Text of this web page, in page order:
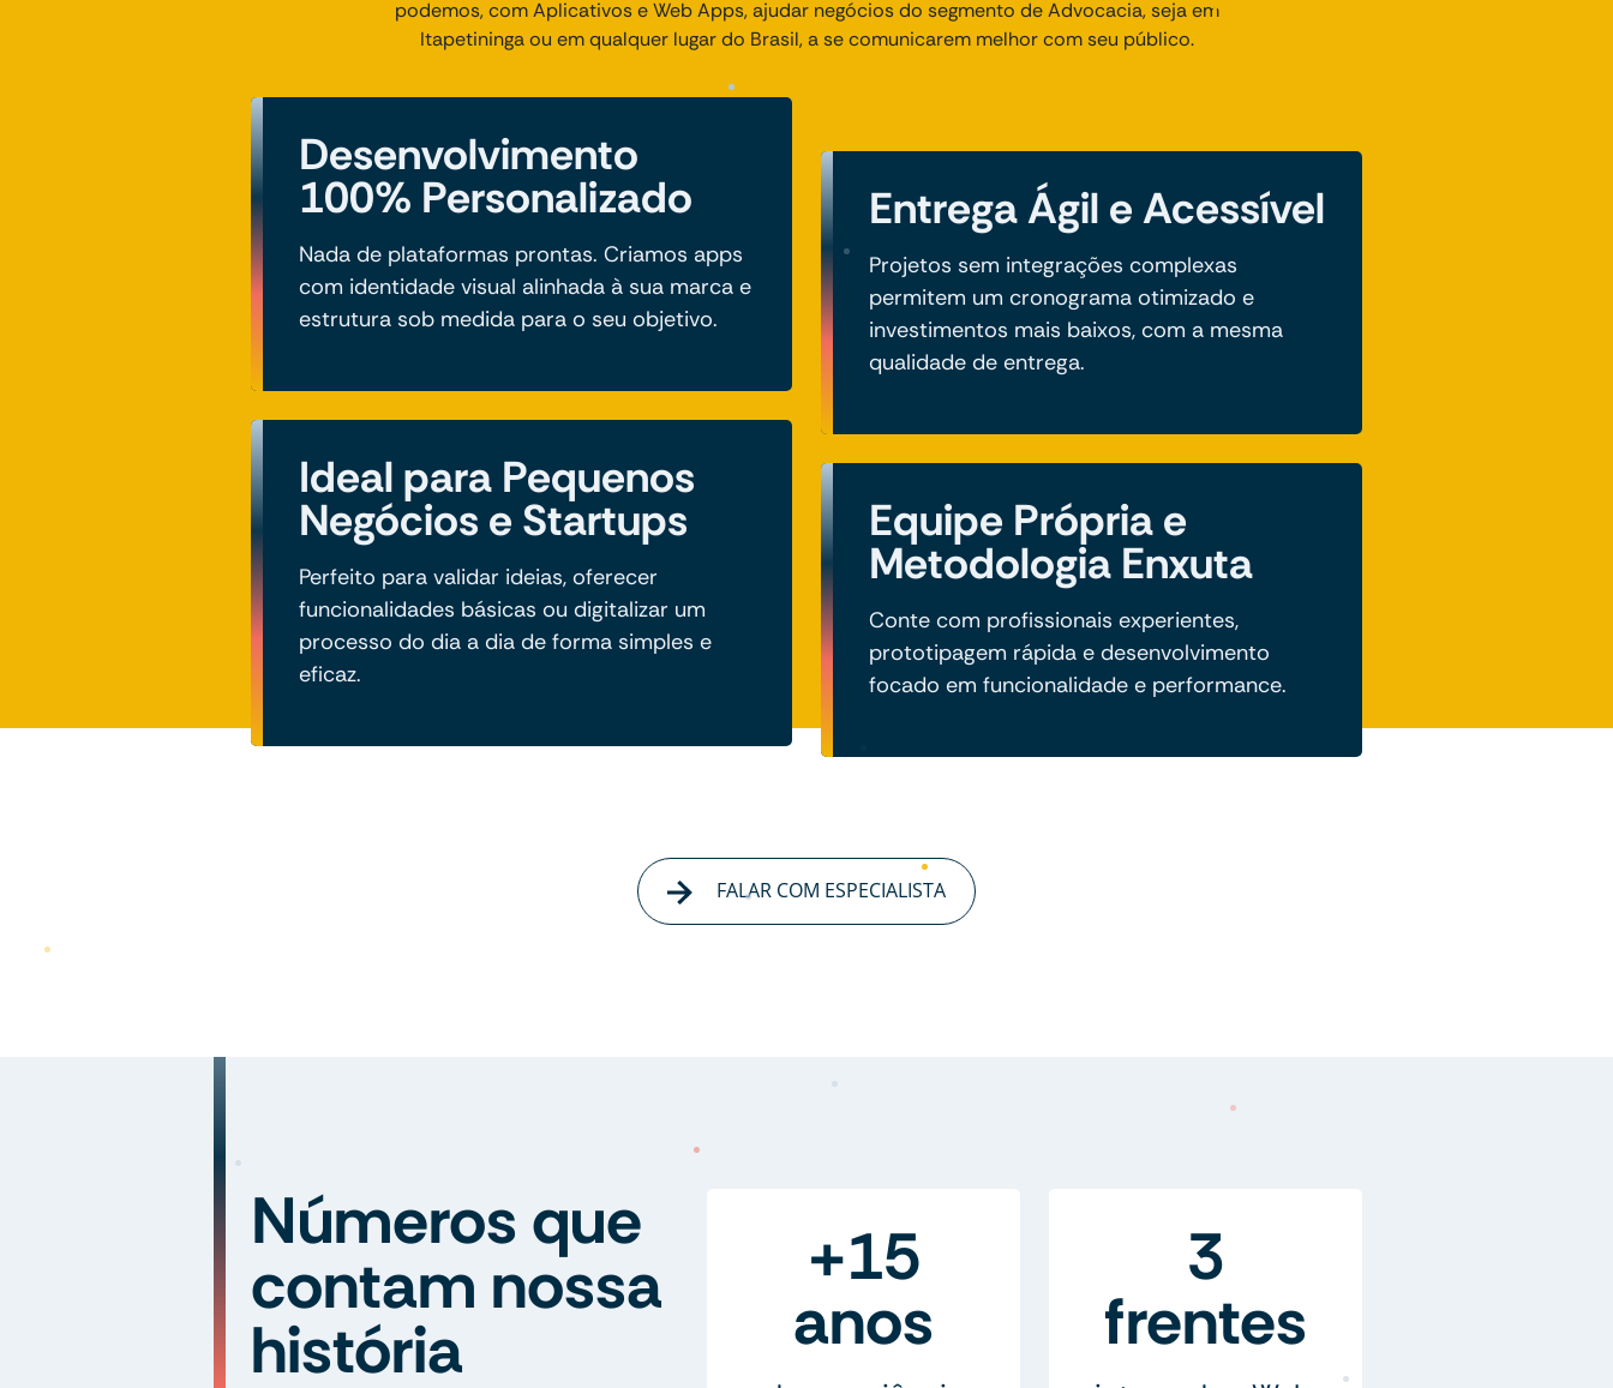
podemos, com Aplicativos e Web Apps, ajudar negócios do segmento de Advocacia, seja em
Itapetininga ou em qualquer lugar do Brasil, a se comunicarem melhor com seu público.
Desenvolvimento
100% Personalizado
Nada de plataformas prontas. Criamos apps
com identidade visual alinhada à sua marca e
estrutura sob medida para o seu objetivo.
Ideal para Pequenos
Negócios e Startups
Perfeito para validar ideias, oferecer
funcionalidades básicas ou digitalizar um
processo do dia a dia de forma simples e
eficaz.
Entrega Ágil e Acessível
Projetos sem integrações complexas
permitem um cronograma otimizado e
investimentos mais baixos, com a mesma
qualidade de entrega.
Equipe Própria e
Metodologia Enxuta
Conte com profissionais experientes,
prototipagem rápida e desenvolvimento
focado em funcionalidade e performance.
FALAR COM ESPECIALISTA
Números que
contam nossa
história
+15
anos
3
frentes